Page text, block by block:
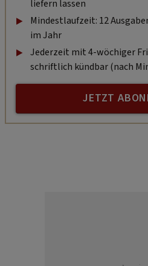
liefern lassen
Mindestlaufzeit: 12
im Jahr
Jederzeit mit 4-wöchiger
schriftlich kündbar (nach
JETZT